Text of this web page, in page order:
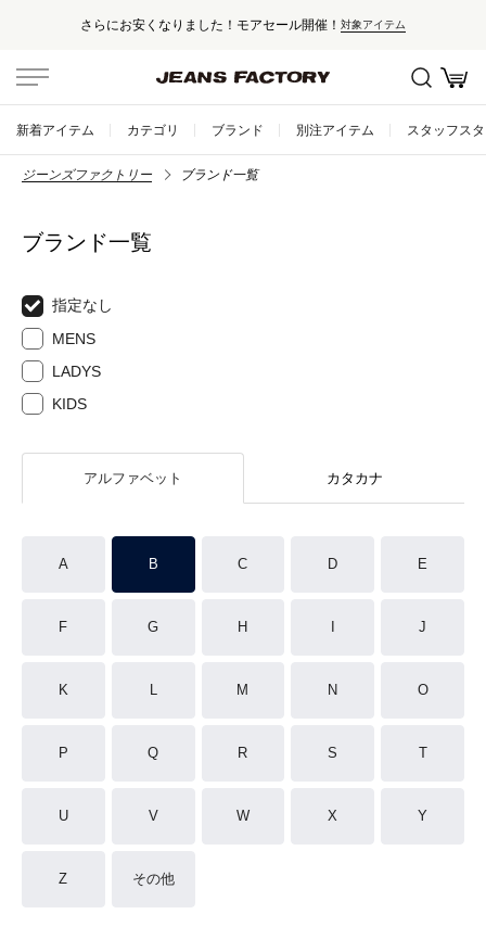
さらにお安くなりました！モアセール開催！ 対象アイテム
新着アイテム カテゴリ ブランド 別注アイテム スタッフス
ジーンズファクトリー ブランド一覧
ブランド一覧
指定なし
MENS
LADYS
KIDS
アルファベット カタカナ
A B C D E
F G H J
K L M N O
P Q R S T
U V W X Y
Z その他